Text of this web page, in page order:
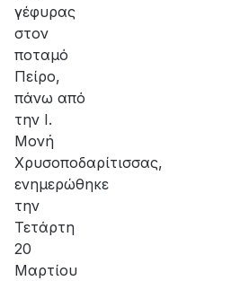
γέφυρας
στον
ποταμό
Πείρο,
πάνω από
την Ι.
Μονή
Χρυσοποδαρίτισσας,
ενημερώθηκε
την
Τετάρτη
20
Μαρτίου